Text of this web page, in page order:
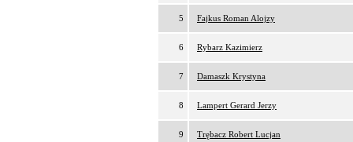
5 Fajkus Roman Alojzy
6 Rybarz Kazimierz
7 Damaszk Krystyna
8 Lampert Gerard Jerzy
9 Trębacz Robert Lucjan